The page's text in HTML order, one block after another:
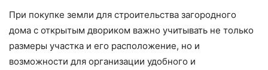
При покупке земли для строительства загородного
дома с открытым двориком важно учитывать не только
размеры участка и его расположение, но и
возможности для организации удобного и